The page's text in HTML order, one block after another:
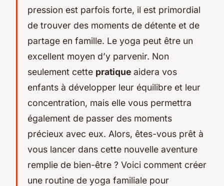
pression est parfois forte, il est primordial
de trouver des moments de détente et de
partage en famille. Le yoga peut être un
excellent moyen d’y parvenir. Non
seulement cette pratique aidera vos
enfants à développer leur équilibre et leur
concentration, mais elle vous permettra
également de passer des moments
précieux avec eux. Alors, êtes-vous prêt à
vous lancer dans cette nouvelle aventure
remplie de bien-être ? Voici comment créer
une routine de yoga familiale pour